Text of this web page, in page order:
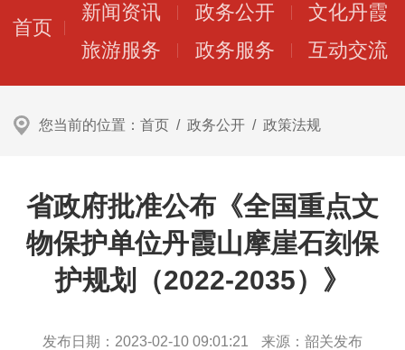
首页
新闻资讯 政务公开
文化丹霞
旅游服务
政务服务 互动交流
您当前的位置： 首页 / 政务公开 / 政策法规
省政府批准公布《全国重点文
物保护单位丹霞山摩崖石刻保
护规划（2022-2035）》
发布日期： 2023-02-10 09:01:21 来源： 韶关发布